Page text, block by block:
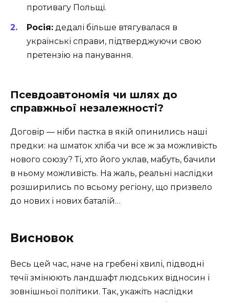
противагу Польщі.
Росія: дедалі більше втягувалася в
українські справи, підтверджуючи свою
претензію на панування.
Псевдоавтономія чи шлях до
справжньої незалежності?
Договір — ніби пастка в якій опинились наші
предки: на шматок хліба чи все ж за можливість
нового союзу? Ті, хто його уклав, мабуть, бачили
в ньому можливість. На жаль, реальні наслідки
розширились по всьому регіону, що призвело
до нових і нових баталій…
Висновок
Весь цей час, наче на гребені хвилі, підводні
течії змінюють ландшафт людських відносин і
зовнішньої політики. Так, укажіть наслідки